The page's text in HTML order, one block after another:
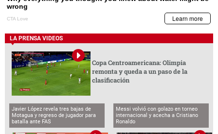
LA PRENSA VIDEOS
Copa Centroamericana: Olimpia
remonta y queda a un paso de la
clasificación
Javier López revela tres bajas de
Motagua y regreso de jugador para
batalla ante FAS
Messi volvió con golazo en torneo
internacional y acecha a Cristiano
Ronaldo